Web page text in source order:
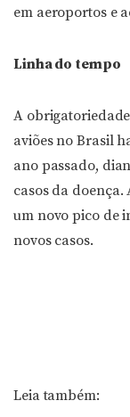
em aeroportos e
Linha do tempo
A
aviões no Brasil
ano passado,
casos da
um novo pico de
novos casos.
Leia também: